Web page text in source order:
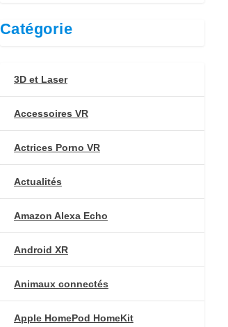
Catégorie
3D et Laser
Accessoires VR
Actrices Porno VR
Actualités
Amazon Alexa Echo
Android XR
Animaux connectés
Apple HomePod HomeKit